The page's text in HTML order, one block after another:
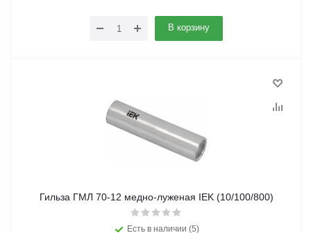
В корзину
Гильза ГМЛ 70-12 медно-луженая IEK (10/100/800)
Есть в наличии (5)